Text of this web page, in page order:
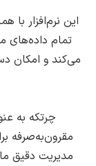
این نرم‌افزار با
تمام داده‌های
می‌کند و امکان
چرتکه به
مقرون‌به‌صرفه
مدیریت دقیق